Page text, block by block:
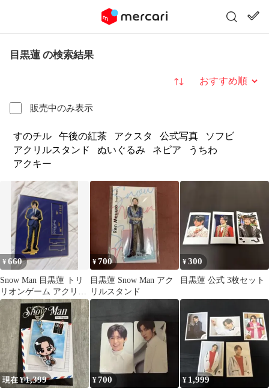
目黒蓮 の検索結果
販売中のみ表示
並び替え
すのチル 午後の紅茶 アクスタ 公式写真
ソフビ
アクリルスタンド
ぬいぐるみ ネピア
うちわ
アクキー
¥660
Snow Man 目黒蓮 トリ
リオンゲーム アクリル
スタンド
¥700
目黒蓮 Snow Man アク
リルスタンド
¥300
目黒蓮 公式 3枚セット
現在 ¥1,399 ¥700 ¥ 1,999